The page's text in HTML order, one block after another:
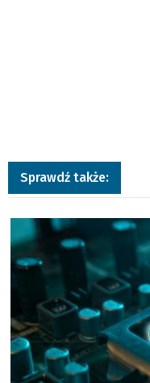
Sprawdź także:
a